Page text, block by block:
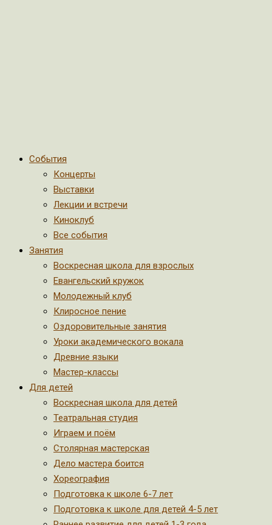
События
Концерты
Выставки
Лекции и встречи
Киноклуб
Все события
Занятия
Воскресная школа для взрослых
Евангельский кружок
Молодежный клуб
Клиросное пение
Оздоровительные занятия
Уроки академического вокала
Древние языки
Мастер-классы
Для детей
Воскресная школа для детей
Театральная студия
Играем и поём
Столярная мастерская
Дело мастера боится
Хореография
Подготовка к школе 6-7 лет
Подготовка к школе для детей 4-5 лет